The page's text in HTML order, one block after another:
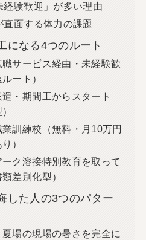
経験歓迎」が多い理由
直面する体力の課題
になる4つのルート
サービス経由・未経験歓
ート）
・期間工からスタート
訓練校（無料・月10万円
）
ク溶接特別教育を取って
差別化型）
した人の3つのパター
場の現場の暑さを完全に